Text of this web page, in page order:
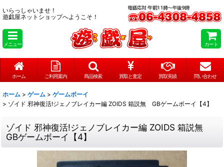
いらっしゃいませ！
遊戯屋ネットショップへようこそ！
メニュー カート
ホーム ご利用案内 商品検索 買取と査定 買取実績 問い合わせ
ホーム > ゲーム > ゲームボーイ
> ゾイド 邪神復活!ジェノブレイカー編 ZOIDS 箱説無 GBゲームボーイ【4】
ゾイド 邪神復活!ジェノブレイカー編 ZOIDS 箱説無
GBゲームボーイ【4】